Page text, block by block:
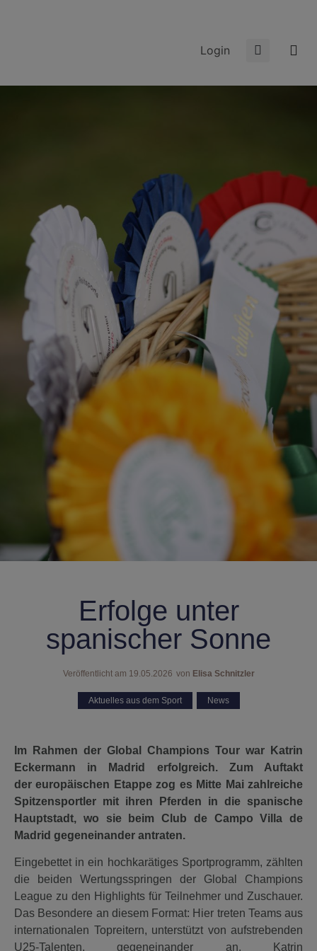
Login
Erfolge unter
spanischer Sonne
Veröffentlicht am 19.05.2026 von Elisa Schnitzler
Aktuelles aus dem Sport News
Im Rahmen der Global Champions Tour war Katrin
Eckermann in Madrid erfolgreich. Zum Auftakt
der europäischen Etappe zog es Mitte Mai zahlreiche
Spitzensportler mit ihren Pferden in die spanische
Hauptstadt, wo sie beim Club de Campo Villa de
Madrid gegeneinander antraten.
Eingebettet in ein hochkarätiges Sportprogramm, zählten
die beiden Wertungsspringen der Global Champions
League zu den Highlights für Teilnehmer und Zuschauer.
Das Besondere an diesem Format: Hier treten Teams aus
internationalen Topreitern, unterstützt von aufstrebenden
U25-Talenten, gegeneinander an. Katrin